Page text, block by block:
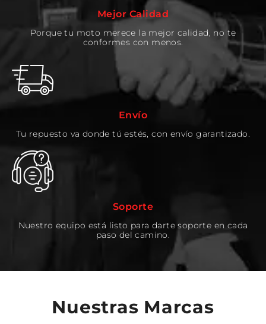
Mejor Calidad
Porque tu moto merece la mejor calidad, no te
conformes con menos.
Envío
Tu repuesto va donde tú estés, con envío garantizado.
Soporte
Nuestro equipo está listo para darte soporte en cada
paso del camino.
Nuestras Marcas